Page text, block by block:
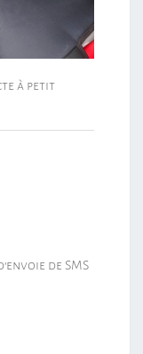
à petit
de SMS